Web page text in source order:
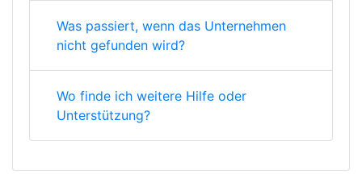
Was passiert, wenn das Unternehmen
nicht gefunden wird?
Wo finde ich weitere Hilfe oder
Unterstützung?